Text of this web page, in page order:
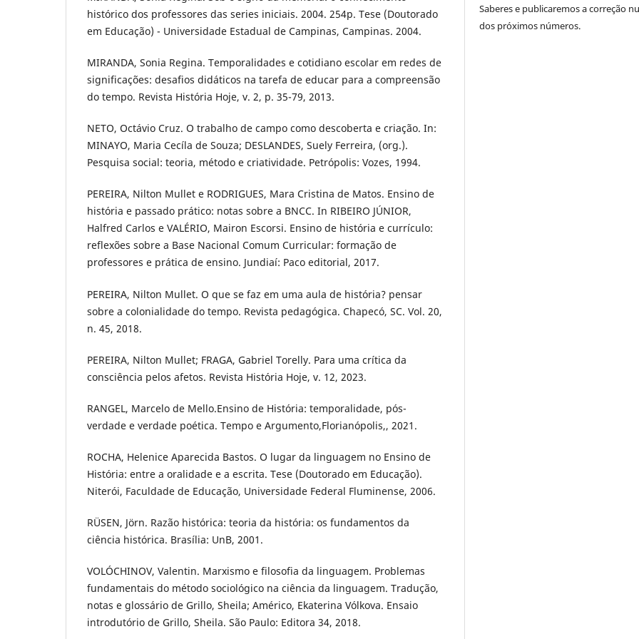
histórico dos professores das series iniciais. 2004. 254p. Tese (Doutorado
em Educação) - Universidade Estadual de Campinas, Campinas. 2004.
MIRANDA, Sonia Regina. Temporalidades e cotidiano escolar em redes de
significações: desafios didáticos na tarefa de educar para a compreensão
do tempo. Revista História Hoje, v. 2, p. 35-79, 2013.
NETO, Octávio Cruz. O trabalho de campo como descoberta e criação. In:
MINAYO, Maria Cecíla de Souza; DESLANDES, Suely Ferreira, (org.).
Pesquisa social: teoria, método e criatividade. Petrópolis: Vozes, 1994.
PEREIRA, Nilton Mullet e RODRIGUES, Mara Cristina de Matos. Ensino de
história e passado prático: notas sobre a BNCC. In RIBEIRO JÚNIOR,
Halfred Carlos e VALÉRIO, Mairon Escorsi. Ensino de história e currículo:
reflexões sobre a Base Nacional Comum Curricular: formação de
professores e prática de ensino. Jundiaí: Paco editorial, 2017.
PEREIRA, Nilton Mullet. O que se faz em uma aula de história? pensar
sobre a colonialidade do tempo. Revista pedagógica. Chapecó, SC. Vol. 20,
n. 45, 2018.
PEREIRA, Nilton Mullet; FRAGA, Gabriel Torelly. Para uma crítica da
consciência pelos afetos. Revista História Hoje, v. 12, 2023.
RANGEL, Marcelo de Mello.Ensino de História: temporalidade, pós-
verdade e verdade poética. Tempo e Argumento,Florianópolis,, 2021.
ROCHA, Helenice Aparecida Bastos. O lugar da linguagem no Ensino de
História: entre a oralidade e a escrita. Tese (Doutorado em Educação).
Niterói, Faculdade de Educação, Universidade Federal Fluminense, 2006.
RÜSEN, Jörn. Razão histórica: teoria da história: os fundamentos da
ciência histórica. Brasília: UnB, 2001.
VOLÓCHINOV, Valentin. Marxismo e filosofia da linguagem. Problemas
fundamentais do método sociológico na ciência da linguagem. Tradução,
notas e glossário de Grillo, Sheila; Américo, Ekaterina Vólkova. Ensaio
introdutório de Grillo, Sheila. São Paulo: Editora 34, 2018.
Saberes e publicaremos a correção
dos próximos números.